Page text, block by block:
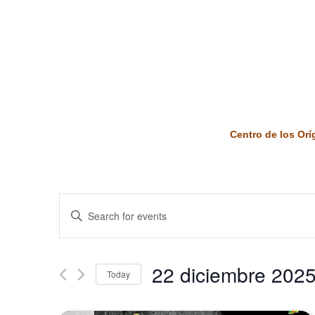
Centro de los
Events
Search
and
Views
Enter
Keyword.
Search
Events
Keyword.
Today 22 diciembre 2025